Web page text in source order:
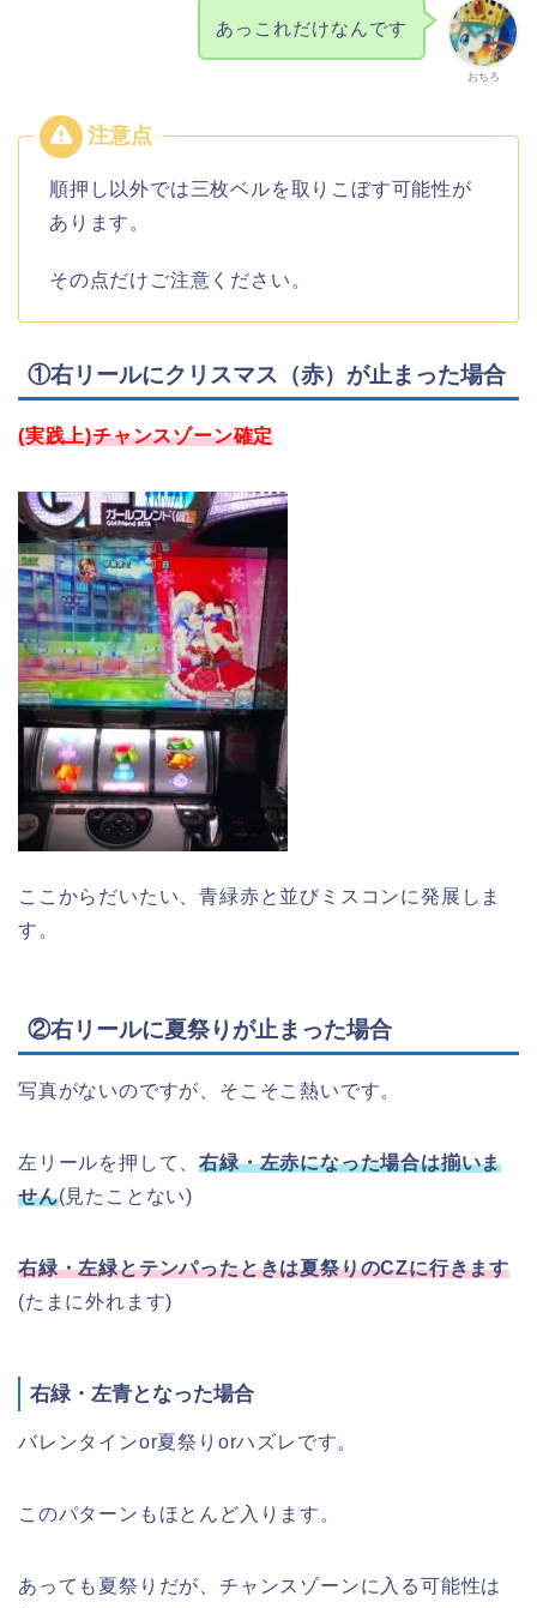
おちろ
あっこれだけなんです
順押し以外では三枚ベルを取りこぼす可能性が
あります。
その点だけご注意ください。
①右リールにクリスマス（赤）が止まった場合
(実践上)チャンスゾーン確定
ここからだいたい、青緑赤と並びミスコンに発展しま
す。
②右リールに夏祭りが止まった場合
写真がないのですが、そこそこ熱いです。
左リールを押して、右緑・左赤になった場合は揃いま
せん(見たことない)
右緑・左緑とテンパったときは夏祭りのCZに行きます
(たまに外れます)
右緑・左青となった場合
バレンタインor夏祭りorハズレです。
このパターンもほとんど入ります。
あっても夏祭りだが、チャンスゾーンに入る可能性は